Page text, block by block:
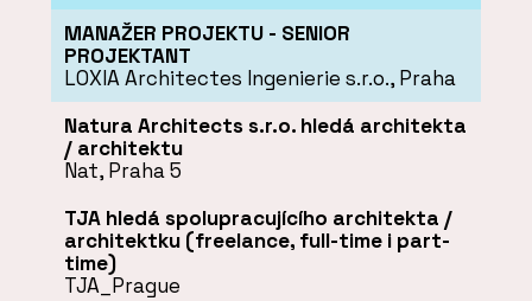
MANAŽER PROJEKTU - SENIOR
PROJEKTANT
LOXIA Architectes Ingenierie s.r.o., Praha
Natura Architects s.r.o. hledá architekta
/ architektu
Nat, Praha 5
TJA hledá spolupracujícího architekta /
architektku (freelance, full-time i part-
time)
TJA_Prague